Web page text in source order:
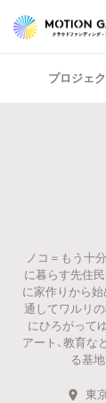
プロジェ
ノコ＝もう十
に暮らす先住
に家作りから始
通してワルリ
にひろがって
アート、教育な
る基
東